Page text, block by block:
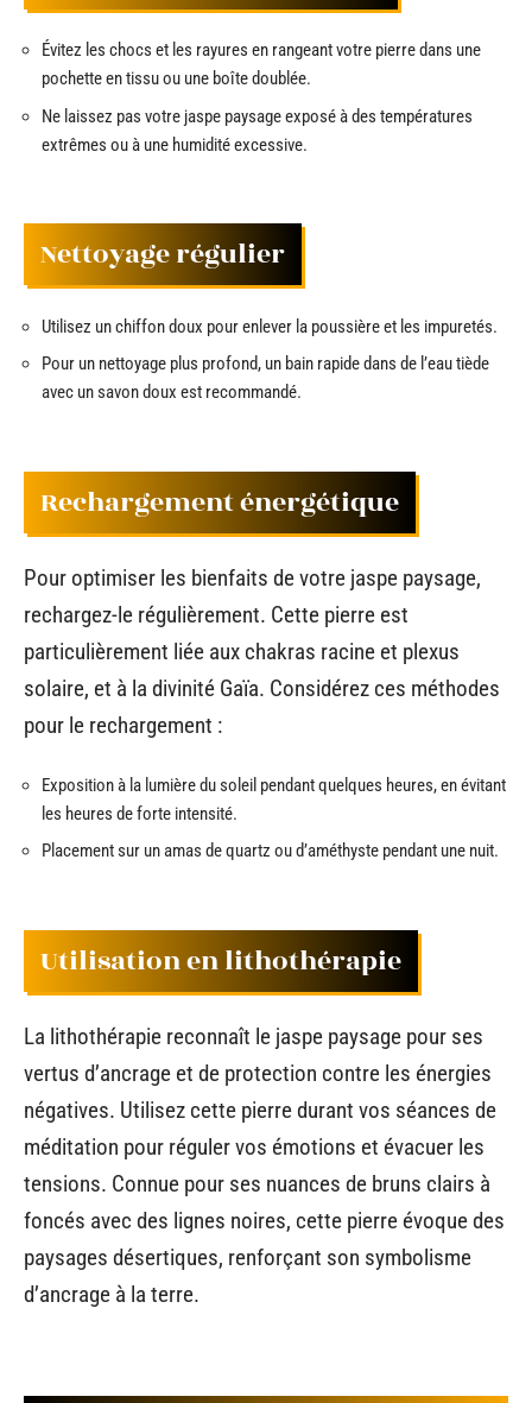
Évitez les chocs et les rayures en rangeant votre pierre dans une
pochette en tissu ou une boîte doublée.
Ne laissez pas votre jaspe paysage exposé à des températures
extrêmes ou à une humidité excessive.
Nettoyage régulier
Utilisez un chiffon doux pour enlever la poussière et les impuretés.
Pour un nettoyage plus profond, un bain rapide dans de l’eau tiède
avec un savon doux est recommandé.
Rechargement énergétique
Pour optimiser les bienfaits de votre jaspe paysage,
rechargez-le régulièrement. Cette pierre est
particulièrement liée aux chakras racine et plexus
solaire, et à la divinité Gaïa. Considérez ces méthodes
pour le rechargement :
Exposition à la lumière du soleil pendant quelques heures, en évitant
les heures de forte intensité.
Placement sur un amas de quartz ou d’améthyste pendant une nuit.
Utilisation en lithothérapie
La lithothérapie reconnaît le jaspe paysage pour ses
vertus d’ancrage et de protection contre les énergies
négatives. Utilisez cette pierre durant vos séances de
méditation pour réguler vos émotions et évacuer les
tensions. Connue pour ses nuances de bruns clairs à
foncés avec des lignes noires, cette pierre évoque des
paysages désertiques, renforçant son symbolisme
d’ancrage à la terre.